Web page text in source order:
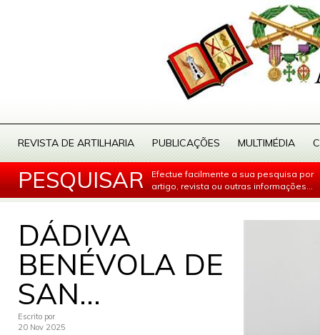
REVISTA DE ARTILHARIA PUBLICAÇÕES MULTIMÉDIA
PESQUISAR
Efectue facilmente a sua pesquisa por
artigo, revista ou outras informações...
DÁDIVA
BENÉVOLA DE
SAN...
Escrito por
20 Nov 2025